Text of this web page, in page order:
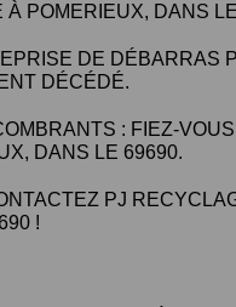
À POMERIEUX, DANS
DE DÉBARRAS
DÉCÉDÉ.
: FIEZ-
DANS LE 69690.
PJ
!